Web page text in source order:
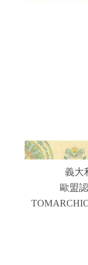
義大
歐盟